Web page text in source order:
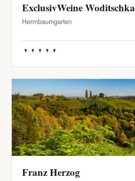
ExclusivWeine Woditschka
Herrnbaumgarten
Franz Herzog